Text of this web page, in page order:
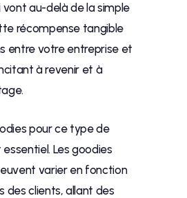
vont au-delà de la simple
récompense tangible
entre votre entreprise et
à revenir et à
pour ce type de
Les goodies
varier en fonction
des clients, allant des